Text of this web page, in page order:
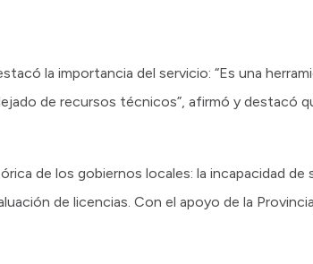
la importancia del servicio: “Es una
de recursos técnicos”, afirmó y destacó
de los gobiernos locales: la incapacidad
de licencias. Con el apoyo de la